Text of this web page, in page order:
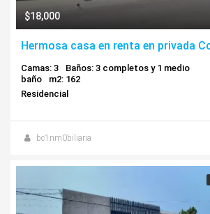
$18,000
Hermosa casa en renta en privada
Camas: 3
Baños: 3 completos y 1 medio
baño
m2: 162
Residencial
bc1nm0biliaria